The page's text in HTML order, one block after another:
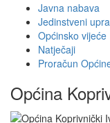
Javna nabava
Jedinstveni
Općinsko vijeće
Natječaji
Proračun
Općina